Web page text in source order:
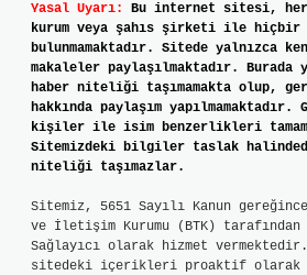
Yasal Uyarı:
Bu internet sitesi,
kurum veya şahıs şirketi ile hiçbir
bulunmamaktadır. Sitede yalnızca
makaleler paylaşılmaktadır.
haber niteliği taşımamakta olup,
hakkında paylaşım yapılmamaktadır.
kişiler ile isim benzerlikleri
Sitemizdeki bilgiler taslak
niteliği taşımazlar.
Sitemiz, 5651 Sayılı Kanun
ve İletişim Kurumu (BTK) tarafından
Sağlayıcı olarak hizmet
sitedeki içerikleri proaktif olarak